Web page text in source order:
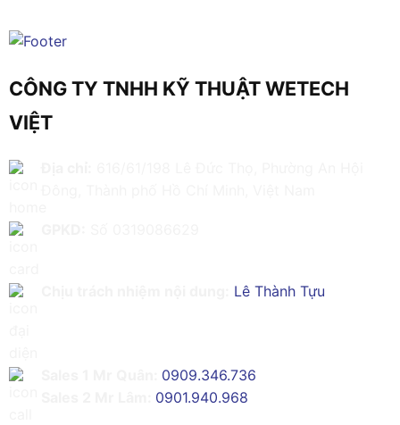
CÔNG TY TNHH KỸ THUẬT WETECH
VIỆT
Lê Thành Tựu
0909.346.736
0901.940.968